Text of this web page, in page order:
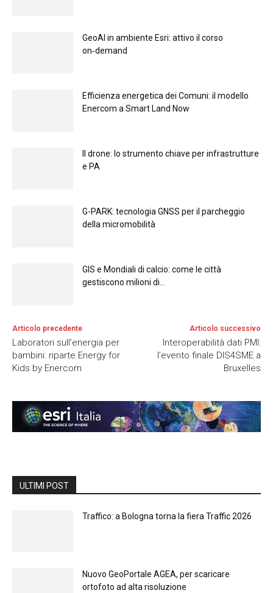
GeoAI in ambiente Esri: attivo il corso
on‑demand
Efficienza energetica dei Comuni: il modello
Enercom a Smart Land Now
Il drone: lo strumento chiave per infrastrutture
e PA
G-PARK: tecnologia GNSS per il parcheggio
della micromobilità
GIS e Mondiali di calcio: come le città
gestiscono milioni di...
Articolo precedente
Laboratori sull’energia per
bambini: riparte Energy for
Kids by Enercom
Articolo successivo
Interoperabilità dati PMI:
l’evento finale DIS4SME a
Bruxelles
ULTIMI POST
Traffico: a Bologna torna la fiera Traffic 2026
Nuovo GeoPortale AGEA, per scaricare
ortofoto ad alta risoluzione